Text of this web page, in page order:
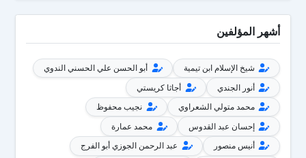
أشهر المؤلفين
شيخ الإسلام ابن تيمية
أبو الحسن علي الحسني الندوي
أنور الجندي
أجاثا كريستي
محمد متولي الشعراوي
نجيب محفوظ
إحسان عبد القدوس
محمد عمارة
أنيس منصور
عبد الرحمن الجوزي أبو الفرج